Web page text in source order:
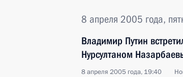
8 апреля 2005 года,
Владимир Путин
Нурсултаном
8 апреля 2005 года, 19:40